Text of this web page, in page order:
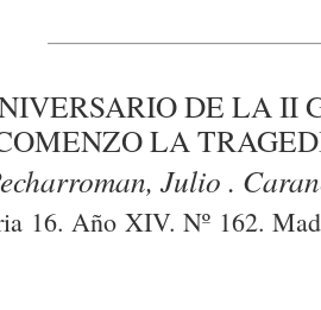
DE LA II
LA
Julio .
16. Año XIV. Nº 162.